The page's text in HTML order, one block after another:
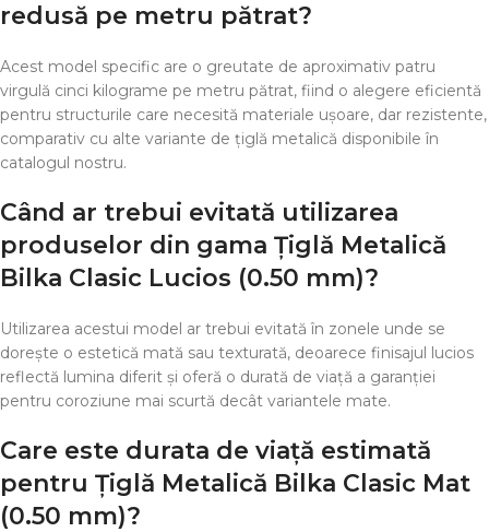
redusă pe metru pătrat?
Acest model specific are o greutate de aproximativ patru
virgulă cinci kilograme pe metru pătrat, fiind o alegere eficientă
pentru structurile care necesită materiale ușoare, dar rezistente,
comparativ cu alte variante de țiglă metalică disponibile în
catalogul nostru.
Când ar trebui evitată utilizarea
produselor din gama Țiglă Metalică
Bilka Clasic Lucios (0.50 mm)?
Utilizarea acestui model ar trebui evitată în zonele unde se
dorește o estetică mată sau texturată, deoarece finisajul lucios
reflectă lumina diferit și oferă o durată de viață a garanției
pentru coroziune mai scurtă decât variantele mate.
Care este durata de viață estimată
pentru Țiglă Metalică Bilka Clasic Mat
(0.50 mm)?